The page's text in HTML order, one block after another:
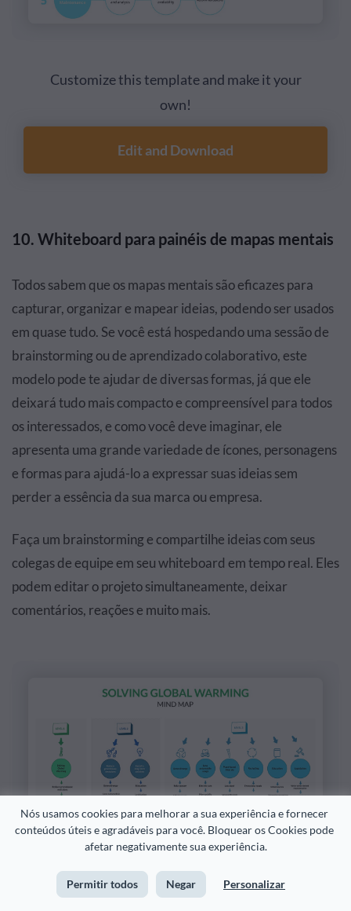
Nós usamos cookies para melhorar a sua experiência e fornecer
conteúdos úteis e agradáveis para você. Bloquear os Cookies pode
afetar negativamente sua experiência.
Permitir todos Negar Personalizar
Customize this template and make it your
own!
Edit and Download
10. Whiteboard para painéis de mapas mentais
Todos sabem que os mapas mentais são eficazes para
capturar, organizar e mapear ideias, podendo ser usados
em quase tudo. Se você está hospedando uma sessão de
brainstorming ou de aprendizado colaborativo, este
modelo pode te ajudar de diversas formas, já que ele
deixará tudo mais compacto e compreensível para todos
os interessados, e como você deve imaginar, ele
apresenta uma grande variedade de ícones, personagens
e formas para ajudá-lo a expressar suas ideias sem
perder a essência da sua marca ou empresa.
Faça um brainstorming e compartilhe ideias com seus
colegas de equipe em seu whiteboard em tempo real. Eles
podem editar o projeto simultaneamente, deixar
comentários, reações e muito mais.
Customize this template and make it your